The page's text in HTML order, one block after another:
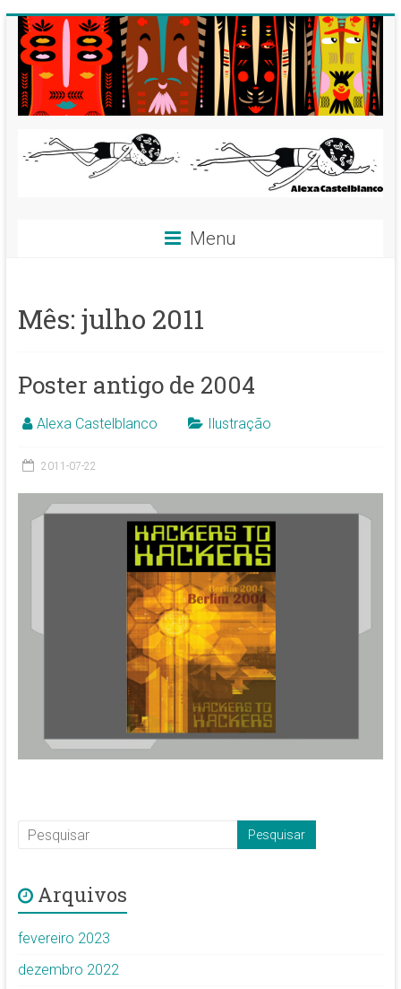
Skip
content
Castelblanco
Ilustradora,
dibujante,
Menu
Mês: julho 2011
Poster antigo de 2004
Alexa Castelblanco Ilustração
2011-07-22
Arquivos
fevereiro 2023
dezembro 2022